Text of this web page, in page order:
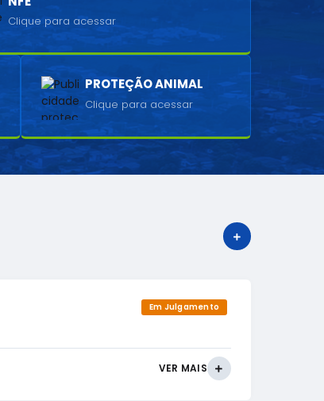
Clique para acessar
PROTEÇÃO ANIMAL
Clique para acessar
Em Julgamento
VER MAIS